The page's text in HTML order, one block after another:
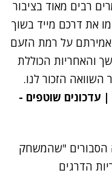
רבים מאוד בציבור
את דרכם מייד בשוך
על רמת הזעם
והאחריות הכוללת
| עדכונים שוטפים -
הסבורים "שהמשחק
הדרגים